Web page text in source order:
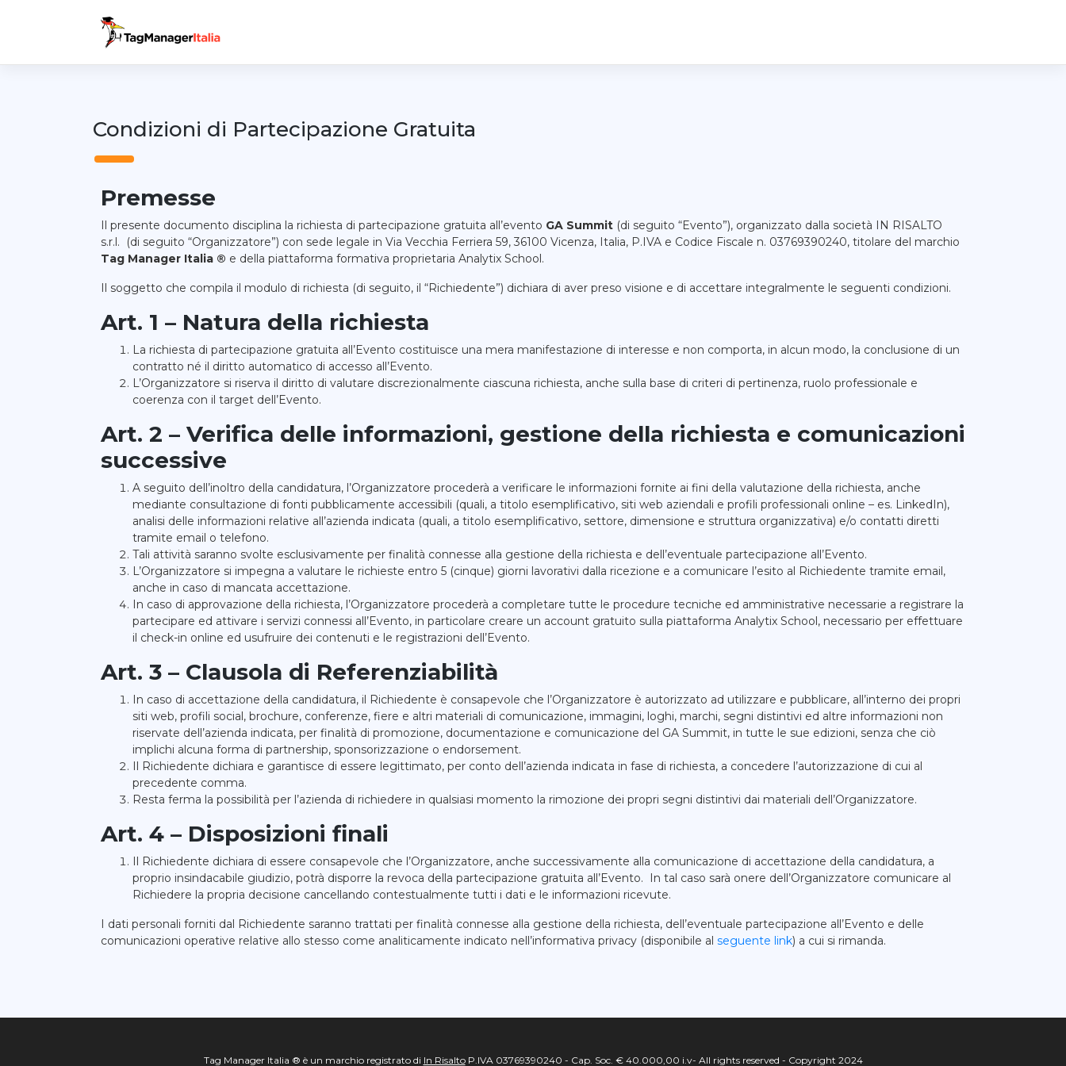
Condizioni di Partecipazione Gratuita
Premesse
Il presente documento disciplina la richiesta di partecipazione gratuita all’evento GA Summit (di seguito “Evento”), organizzato dalla società IN RISALTO
s.r.l. (di seguito “Organizzatore”) con sede legale in Via Vecchia Ferriera 59, 36100 Vicenza, Italia, P.IVA e Codice Fiscale n. 03769390240, titolare del marchio
Tag Manager Italia ® e della piattaforma formativa proprietaria Analytix School.
Il soggetto che compila il modulo di richiesta (di seguito, il “Richiedente”) dichiara di aver preso visione e di accettare integralmente le seguenti condizioni.
Art. 1 – Natura della richiesta
La richiesta di partecipazione gratuita all’Evento costituisce una mera manifestazione di interesse e non comporta, in alcun modo, la conclusione di un
contratto né il diritto automatico di accesso all’Evento.
L’Organizzatore si riserva il diritto di valutare discrezionalmente ciascuna richiesta, anche sulla base di criteri di pertinenza, ruolo professionale e
coerenza con il target dell’Evento.
Art. 2 – Verifica delle informazioni, gestione della richiesta e comunicazioni
successive
A seguito dell’inoltro della candidatura, l’Organizzatore procederà a verificare le informazioni fornite ai fini della valutazione della richiesta, anche
mediante consultazione di fonti pubblicamente accessibili (quali, a titolo esemplificativo, siti web aziendali e profili professionali online – es. LinkedIn),
analisi delle informazioni relative all’azienda indicata (quali, a titolo esemplificativo, settore, dimensione e struttura organizzativa) e/o contatti diretti
tramite email o telefono.
Tali attività saranno svolte esclusivamente per finalità connesse alla gestione della richiesta e dell’eventuale partecipazione all’Evento.
L’Organizzatore si impegna a valutare le richieste entro 5 (cinque) giorni lavorativi dalla ricezione e a comunicare l’esito al Richiedente tramite email,
anche in caso di mancata accettazione.
In caso di approvazione della richiesta, l’Organizzatore procederà a completare tutte le procedure tecniche ed amministrative necessarie a registrare la
partecipare ed attivare i servizi connessi all’Evento, in particolare creare un account gratuito sulla piattaforma Analytix School, necessario per effettuare
il check-in online ed usufruire dei contenuti e le registrazioni dell’Evento.
Art. 3 – Clausola di Referenziabilità
In caso di accettazione della candidatura, il Richiedente è consapevole che l’Organizzatore è autorizzato ad utilizzare e pubblicare, all’interno dei propri
siti web, profili social, brochure, conferenze, fiere e altri materiali di comunicazione, immagini, loghi, marchi, segni distintivi ed altre informazioni non
riservate dell’azienda indicata, per finalità di promozione, documentazione e comunicazione del GA Summit, in tutte le sue edizioni, senza che ciò
implichi alcuna forma di partnership, sponsorizzazione o endorsement.
Il Richiedente dichiara e garantisce di essere legittimato, per conto dell’azienda indicata in fase di richiesta, a concedere l’autorizzazione di cui al
precedente comma.
Resta ferma la possibilità per l’azienda di richiedere in qualsiasi momento la rimozione dei propri segni distintivi dai materiali dell’Organizzatore.
Art. 4 – Disposizioni finali
Il Richiedente dichiara di essere consapevole che l’Organizzatore, anche successivamente alla comunicazione di accettazione della candidatura, a
proprio insindacabile giudizio, potrà disporre la revoca della partecipazione gratuita all’Evento. In tal caso sarà onere dell’Organizzatore comunicare al
Richiedere la propria decisione cancellando contestualmente tutti i dati e le informazioni ricevute.
I dati personali forniti dal Richiedente saranno trattati per finalità connesse alla gestione della richiesta, dell’eventuale partecipazione all’Evento e delle
comunicazioni operative relative allo stesso come analiticamente indicato nell’informativa privacy (disponibile al seguente link) a cui si rimanda.
Tag Manager Italia ® è un marchio registrato di In RisaltoP.IVA 03769390240 - Cap. Soc. € 40.000,00 i.v- All rights reserved - Copyright 2024